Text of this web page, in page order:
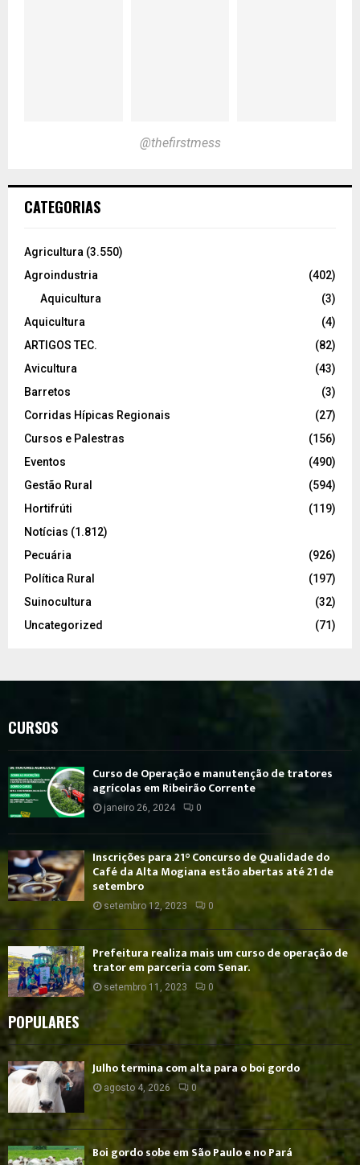
@thefirstmess
CATEGORIAS
Agricultura (3.550)
Agroindustria
(402)
Aquicultura
(3)
Aquicultura
(4)
ARTIGOS TEC.
(82)
Avicultura
(43)
Barretos
(3)
Corridas Hípicas Regionais
(27)
Cursos e Palestras
(156)
Eventos
(490)
Gestão Rural
(594)
Hortifrúti
(119)
Notícias (1.812)
Pecuária
(926)
Política Rural
(197)
Suinocultura
(32)
Uncategorized
(71)
CURSOS
Curso de Operação e manutenção de tratores
agrícolas em Ribeirão Corrente
janeiro 26, 2024 0
Inscrições para 21° Concurso de Qualidade do
Café da Alta Mogiana estão abertas até 21 de
setembro
setembro 12, 2023 0
Prefeitura realiza mais um curso de operação de
trator em parceria com Senar.
setembro 11, 2023 0
POPULARES
Julho termina com alta para o boi gordo
agosto 4, 2026 0
Boi gordo sobe em São Paulo e no Pará